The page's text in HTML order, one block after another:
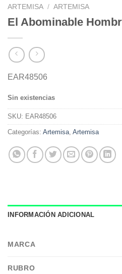
ARTEMISA / ARTEMISA
El Abominable
EAR48506
Sin existencias
SKU: EAR48506
Categorías: Artemisa Artemisa
INFORMACIÓN ADICIONAL
MARCA
RUBRO